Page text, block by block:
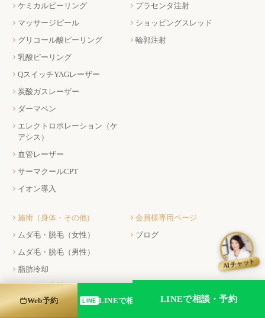
ケミカルピーリング
マッサージピール
グリコール酸ピーリング
乳酸ピーリング
QスイッチYAGレーザー
炭酸ガスレーザー
ダーマペン
エレクトロポレーション（ケ
アシス）
血管レーザー
サーマクールCPT
イオン導入
プラセンタ注射
ショッピングスレッド
輪郭注射
施術（身体・その他)
ムダ毛・脱毛（女性）
ムダ毛・脱毛（男性）
脂肪冷却
にんにく注射
白玉注射
会員様専用ページ
ブログ
AIチャット
LINEで相談・予約
Web予約 LINE LINEで相談・予約する
フリーダイヤル
0120-241-929